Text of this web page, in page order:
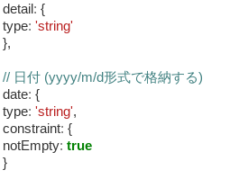
detail: {
type: 'string'
},
// 日付 (yyyy/m/d形式で格納する)
date: {
type: 'string',
constraint: {
notEmpty: true
}